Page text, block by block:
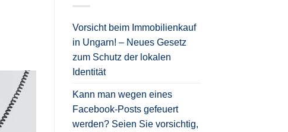
Vorsicht beim Immobilienkauf
in Ungarn! – Neues Gesetz
zum Schutz der lokalen
Identität
Kann man wegen eines
Facebook-Posts gefeuert
werden? Seien Sie vorsichtig,